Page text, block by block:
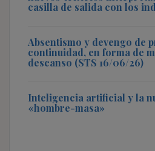
casilla de salida con los
Absentismo y devengo de
continuidad, en forma de
descanso (STS 16/06/26)
Inteligencia artificial y la
«hombre-masa»